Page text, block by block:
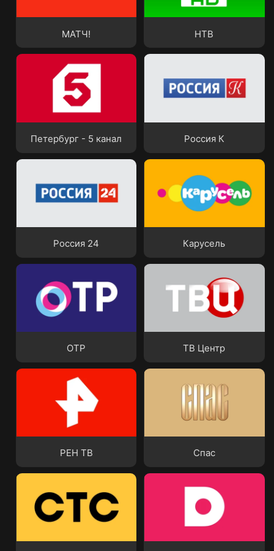
МАТЧ! НТВ
Петербург - 5 канал
Петербург - 5 канал Россия К
Россия 24 Карусель
ОТР ТВ Центр
РЕН ТВ Спас